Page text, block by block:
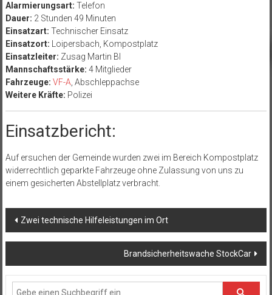
Alarmierungsart: Telefon
Dauer: 2 Stunden 49 Minuten
Einsatzart: Technischer Einsatz
Einsatzort: Loipersbach, Kompostplatz
Einsatzleiter: Zusag Martin BI
Mannschaftsstärke: 4 Mitglieder
Fahrzeuge: VF-A, Abschleppachse
Weitere Kräfte: Polizei
Einsatzbericht:
Auf ersuchen der Gemeinde wurden zwei im Bereich Kompostplatz
widerrechtlich geparkte Fahrzeuge ohne Zulassung von uns zu
einem gesicherten Abstellplatz verbracht.
Beitragsnavigation
Zwei technische Hilfeleistungen im Ort
Brandsicherheitswache StockCar